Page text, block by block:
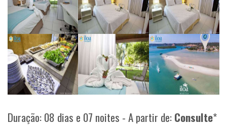
Duração: 08 dias e 07 noites - A partir de:Consulte*